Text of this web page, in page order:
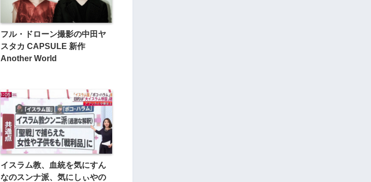
フル・ドローン撮影の中田ヤ
スタカ CAPSULE 新作
Another World
イスラム教、血統を気にすん
なのスンナ派、気にしぃやの